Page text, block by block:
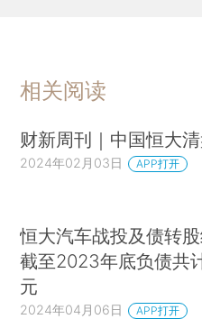
相关阅读
财新周刊｜中国恒大
2024年02月03日 APP打开
恒大汽车战投及债转
截至2023年底负债共
元
2024年04月06日 APP打开